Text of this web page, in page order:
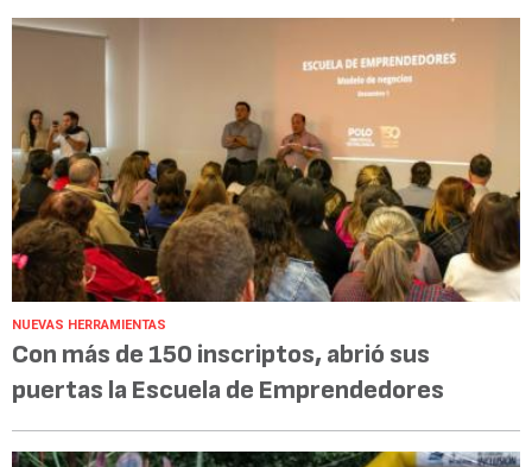
NUEVAS HERRAMIENTAS
Con más de 150 inscriptos, abrió sus
puertas la Escuela de Emprendedores